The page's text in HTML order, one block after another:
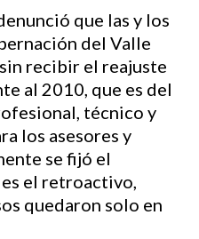
que las y los
del Valle
recibir el reajuste
al 2010, que es del
técnico y
los asesores y
se fijó el
el retroactivo,
quedaron solo en